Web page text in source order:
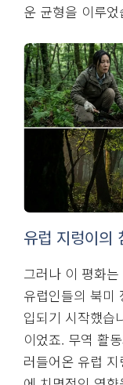
운 균형을 이루었
유럽 지렁이의
그러나 이 평화
유럽인들의 북미
입되기 시작했습
이었죠. 무역 활
러들어온 유럽